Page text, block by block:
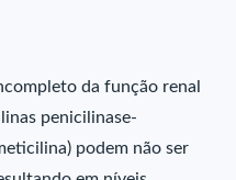
da função renal
penicilinase-
podem não ser